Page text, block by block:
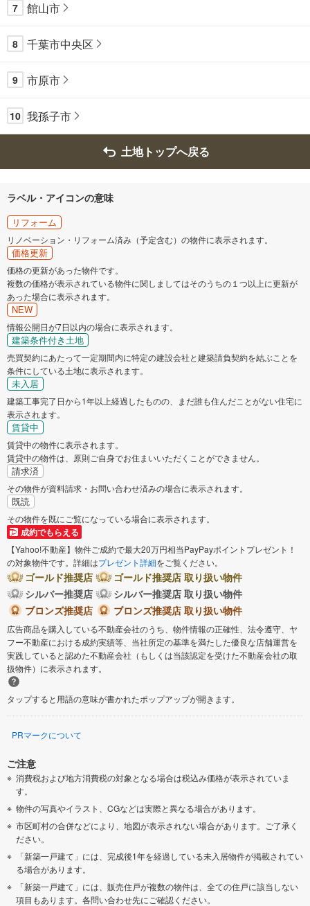
7 館山市
8 千葉市中央区
9 市原市
10 我孫子市
土地トップへ戻る
ラベル・アイコンの意味
リフォーム
リノベーション・リフォーム済み（予定含む）の物件に表示されます。
価格更新
価格の更新があった物件です。
複数の価格が表示されている物件に関しましてはそのうちの１つ以上に更新が
あった場合に表示されます。
NEW
情報公開日が7日以内の場合に表示されます。
建築条件付き土地
売買契約にあたって一定期間内に特定の建設会社と建築請負契約を結ぶことを
条件にしている土地に表示されます。
未入居
建築工事完了日から1年以上経過したものの、まだ誰も住んだことがない住宅に
表示されます。
賃貸中
賃貸中の物件に表示されます。
賃貸中の物件は、原則ご自身でお住まいいただくことができません。
請求済
その物件が資料請求・お問い合わせ済みの場合に表示されます。
既読
その物件を既にご覧になっている場合に表示されます。
成約でもらえる
【Yahoo!不動産】物件ご成約で最大20万円相当PayPayポイントプレゼント！
の対象物件です。詳細はプレゼント詳細をご覧ください。
ゴールド推奨店
ゴールド推奨店 取り扱い物件
シルバー推奨店
シルバー推奨店 取り扱い物件
ブロンズ推奨店
ブロンズ推奨店 取り扱い物件
広告商品を購入している不動産会社のうち、物件情報の正確性、法令遵守、ヤ
フー不動産における成約実績等、当社所定の基準を満たした優良な店舗運営を
実践していると認めた不動産会社（もしくは当該認定を受けた不動産会社の取
扱物件）に表示されます。
タップすると用語の意味が書かれたポップアップが開きます。
PRマークについて
ご注意
消費税および地方消費税の対象となる場合は税込み価格が表示されていま
す。
物件の写真やイラスト、CGなどは実際と異なる場合があります。
市区町村の合併などにより、地図が表示されない場合があります。ご了承く
ださい。
「新築一戸建て」には、完成後1年を経過している未入居物件が掲載されてい
る場合があります。
「新築一戸建て」には、販売住戸が複数の物件は、全ての住戸に該当しない
項目もあります。各問い合わせ先にご確認ください。